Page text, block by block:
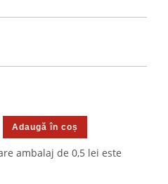
ambalaj de 0,5 lei este